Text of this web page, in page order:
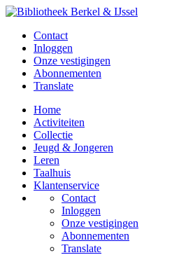
Contact
Inloggen
Onze vestigingen
Abonnementen
Translate
Home
Activiteiten
Collectie
Jeugd & Jongeren
Leren
Taalhuis
Klantenservice
Contact
Inloggen
Onze vestigingen
Abonnementen
Translate